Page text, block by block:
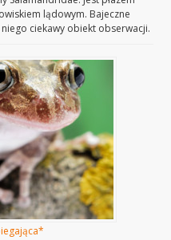
lądowym. Bajeczne
ciekawy obiekt obserwacji.